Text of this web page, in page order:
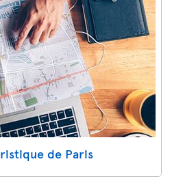
de Paris